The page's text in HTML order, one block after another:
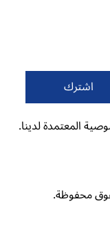
المعتمدة لدينا.